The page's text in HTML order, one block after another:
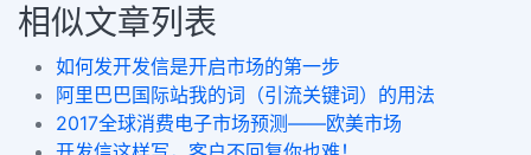
相似文章列表
如何发开发信是开启市场的第一步
阿里巴巴国际站我的词（引流关键词）的用法
2017全球消费电子市场预测——欧美市场